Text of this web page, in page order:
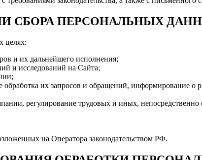
СБОРА ПЕРСОНАЛЬНЫХ
целях:
и их дальнейшего исполнения;
и исследований на Сайта;
их запросов и обращений, информирование о
регулирование трудовых и иных,
на Оператора законодательством РФ.